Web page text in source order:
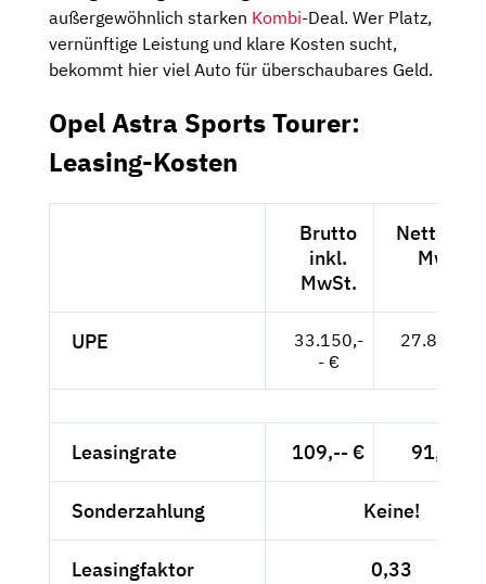
außergewöhnlich starken Kombi-Deal. Wer Platz,
vernünftige Leistung und klare Kosten sucht,
bekommt hier viel Auto für überschaubares Geld.
Opel Astra Sports Tourer:
Leasing-Kosten
Brutto
inkl.
MwSt.
Netto
MwSt.
UPE
33.150,-
- €
27.857,--
Leasingrate 109,-- € 91,60 €
Sonderzahlung Keine!
Leasingfaktor 0,33